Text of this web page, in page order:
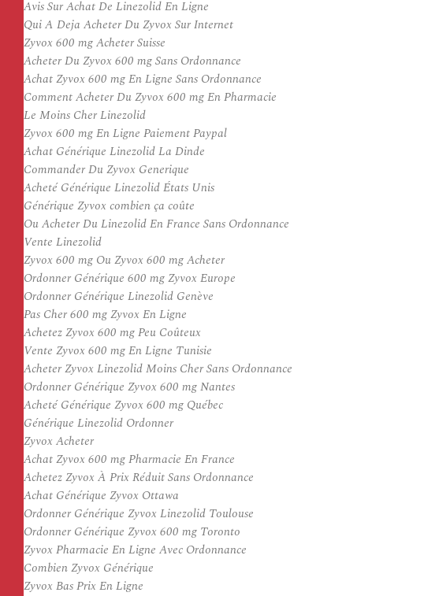
Avis Sur Achat De Linezolid En Ligne
Qui A Deja Acheter Du Zyvox Sur Internet
Zyvox 600 mg Acheter Suisse
Acheter Du Zyvox 600 mg Sans Ordonnance
Achat Zyvox 600 mg En Ligne Sans Ordonnance
Comment Acheter Du Zyvox 600 mg En Pharmacie
Le Moins Cher Linezolid
Zyvox 600 mg En Ligne Paiement Paypal
Achat Générique Linezolid La Dinde
Commander Du Zyvox Generique
Acheté Générique Linezolid États Unis
Générique Zyvox combien ça coûte
Ou Acheter Du Linezolid En France Sans Ordonnance
Vente Linezolid
Zyvox 600 mg Ou Zyvox 600 mg Acheter
Ordonner Générique 600 mg Zyvox Europe
Ordonner Générique Linezolid Genève
Pas Cher 600 mg Zyvox En Ligne
Achetez Zyvox 600 mg Peu Coûteux
Vente Zyvox 600 mg En Ligne Tunisie
Acheter Zyvox Linezolid Moins Cher Sans Ordonnance
Ordonner Générique Zyvox 600 mg Nantes
Acheté Générique Zyvox 600 mg Québec
Générique Linezolid Ordonner
Zyvox Acheter
Achat Zyvox 600 mg Pharmacie En France
Achetez Zyvox À Prix Réduit Sans Ordonnance
Achat Générique Zyvox Ottawa
Ordonner Générique Zyvox Linezolid Toulouse
Ordonner Générique Zyvox 600 mg Toronto
Zyvox Pharmacie En Ligne Avec Ordonnance
Combien Zyvox Générique
Zyvox Bas Prix En Ligne